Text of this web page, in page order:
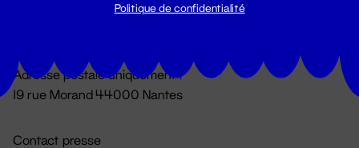
Du lundi au vendredi 14h → 18h
Adresse postale uniquement :
19 rue Morand 44000 Nantes
Contact presse
Politique de confidentialité